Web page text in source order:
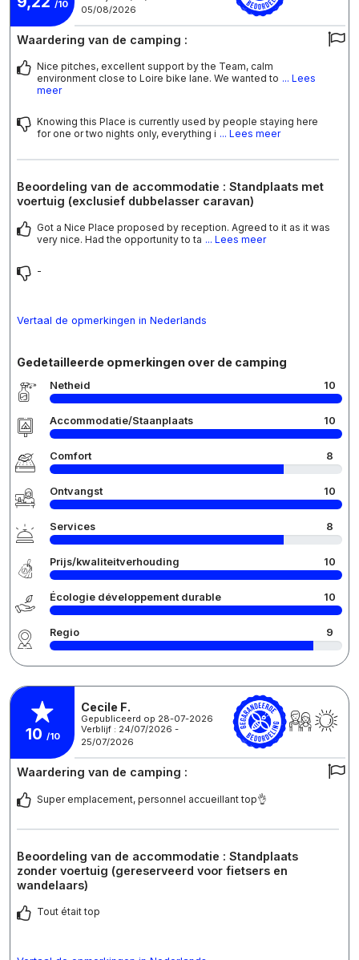
/10
05/08/2026
Waardering van de camping :
Nice pitches, excellent support by the Team, calm
environment close to Loire bike lane. We wanted to ... Lees
meer
Knowing this Place is currently used by people staying here
for one or two nights only, everything i ... Lees meer
Beoordeling van de accommodatie : Standplaats met
voertuig (exclusief dubbelasser caravan)
Got a Nice Place proposed by reception. Agreed to it as it was
very nice. Had the opportunity to ta ... Lees meer
-
Vertaal de opmerkingen in Nederlands
Gedetailleerde opmerkingen over de camping
Netheid 10
Accommodatie/Staanplaats 10
Comfort 8
Ontvangst 10
Services 8
Prijs/kwaliteitverhouding 10
Écologie développement durable 10
Regio 9
10 /10
Cecile F.
Gepubliceerd op 28-07-2026
Verblijf : 24/07/2026 -
25/07/2026
Waardering van de camping :
Super emplacement, personnel accueillant top👌
Beoordeling van de accommodatie : Standplaats
zonder voertuig (gereserveerd voor fietsers en
wandelaars)
Tout était top